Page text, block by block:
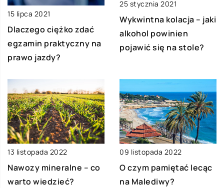
15 lipca 2021
Dlaczego ciężko zdać
egzamin praktyczny na
prawo jazdy?
25 stycznia 2021
Wykwintna kolacja – jaki
alkohol powinien
pojawić się na stole?
13 listopada 2022
Nawozy mineralne – co
warto wiedzieć?
09 listopada 2022
O czym pamiętać lecąc
na Malediwy?